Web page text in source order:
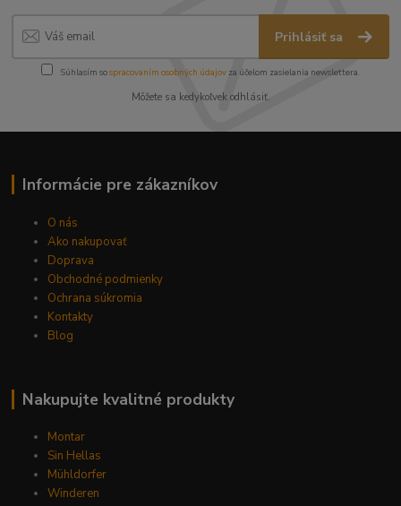
Prihlásiť sa
Súhlasím sospracovaním osobných údajov za účelom zasielania newslettera.
Môžete sa kedykoľvek odhlásiť.
Informácie pre zákazníkov
O nás
Ako nakupovať
Doprava
Obchodné podmienky
Ochrana súkromia
Kontakty
Blog
Nakupujte kvalitné produkty
Montar
Sin Hellas
Mühldorfer
Winderen